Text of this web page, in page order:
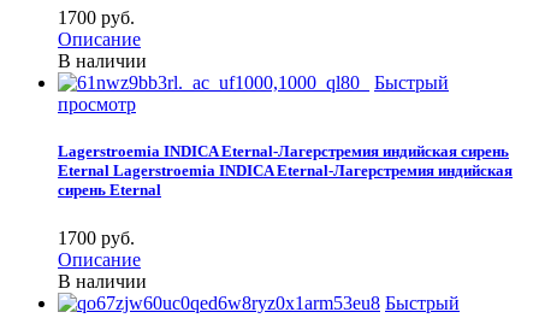
1700 pуб.
Описание
В наличии
Быстрый
просмотр
Lagerstroemia INDICA Eternal-Лагерстремия индийская сирень
Eternal Lagerstroemia INDICA Eternal-Лагерстремия индийская
сирень Eternal
1700 pуб.
Описание
В наличии
Быстрый